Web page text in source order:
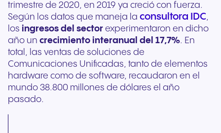
trimestre de 2020, en 2019 ya creció con fuerza.
Según los datos que maneja la consultora IDC,
los ingresos del sector experimentaron en dicho
año un crecimiento interanual del 17,7%. En
total, las ventas de soluciones de
Comunicaciones Unificadas, tanto de elementos
hardware como de software, recaudaron en el
mundo 38.800 millones de dólares el año
pasado.